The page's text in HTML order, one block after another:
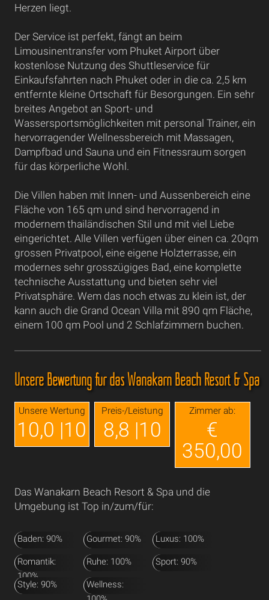
Herzen liegt.
Der Service ist perfekt, fängt an beim
Limousinentransfer vom Phuket Airport über
kostenlose Nutzung des Shuttleservice für
Einkaufsfahrten nach Phuket oder in die ca. 2,5 km
entfernte kleine Ortschaft für Besorgungen. Ein sehr
breites Angebot an Sport- und
Wassersportsmöglichkeiten mit personal Trainer, ein
hervorragender Wellnessbereich mit Massagen,
Dampfbad und Sauna und ein Fitnessraum sorgen
für das körperliche Wohl.
Die Villen haben mit Innen- und Aussenbereich eine
Fläche von 165 qm und sind hervorragend in
modernem thailändischen Stil und mit viel Liebe
eingerichtet. Alle Villen verfügen über einen ca. 20qm
grossen Privatpool, eine eigene Holzterrasse, ein
modernes sehr grosszügiges Bad, eine komplette
technische Ausstattung und bieten sehr viel
Privatsphäre. Wem das noch etwas zu klein ist, der
kann auch die Grand Ocean Villa mit 890 qm Fläche,
einem 100 qm Pool und 2 Schlafzimmern buchen.
Unsere Bewertung für das Wanakarn Beach Resort & Spa
Unsere Wertung
10,0 |10
Preis-/Leistung
8,8 |10
Zimmer ab:
€
350,00
Das Wanakarn Beach Resort & Spa und die
Umgebung ist Top in/zum/für:
Baden: 90% Gourmet: 90% Luxus: 100%
Romantik:
100%
Ruhe: 100% Sport: 90%
Style: 90%
Wellness: